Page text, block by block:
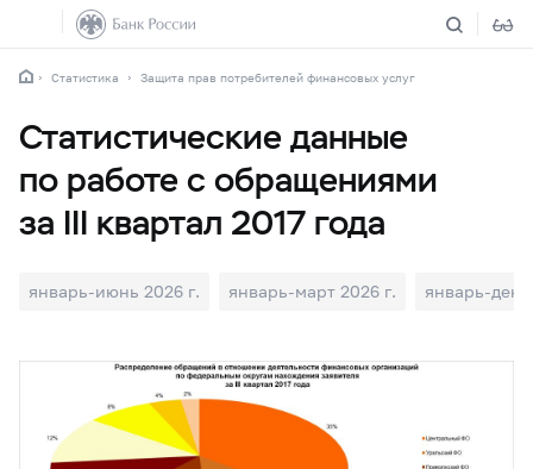
Статистика Защита прав потребителей финансовых услуг
Статистические данные
по работе с обращениями
за III квартал 2017 года
январь-июнь 2026 г. январь-март 2026 г. январь-